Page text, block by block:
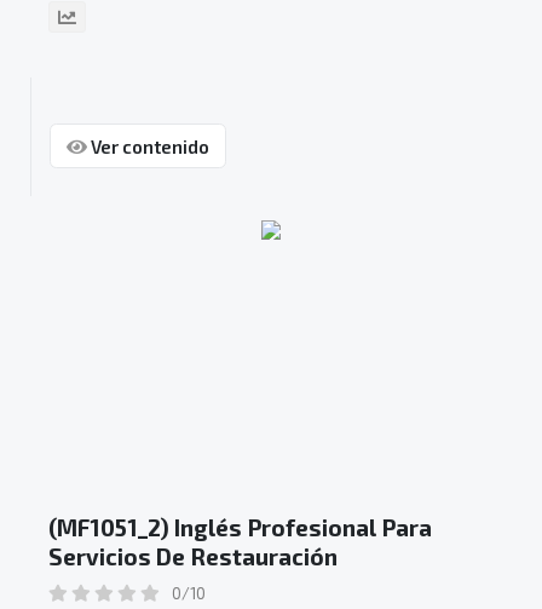
Ver contenido
(MF1051_2) Inglés Profesional Para
Servicios De Restauración
0/10